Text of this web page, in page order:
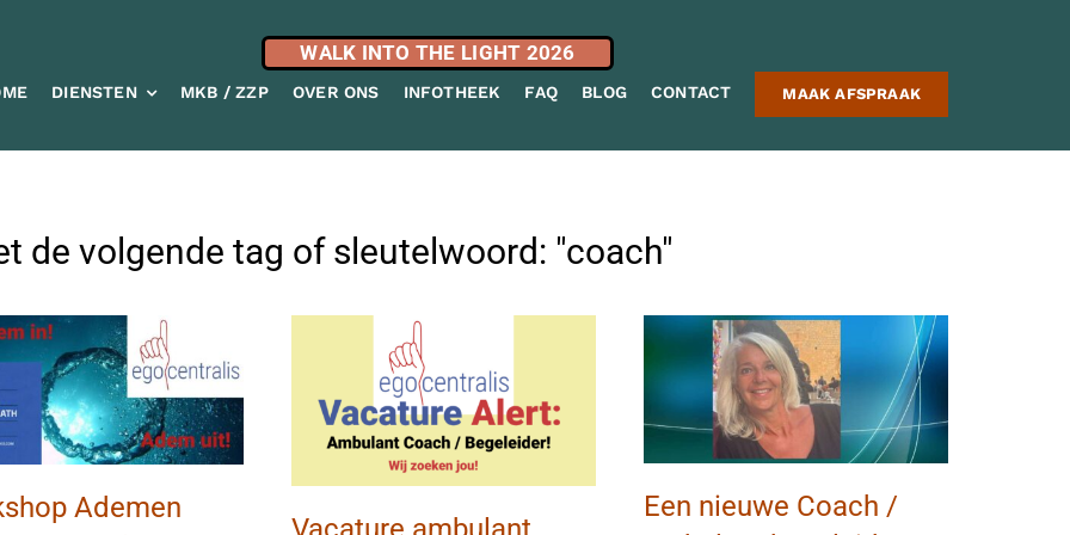
WALK INTO THE LIGHT 2026
DIENSTEN MKB / ZZP OVER ONS INFOTHEEK FAQ BLOG CONTACT MAAK AFSPRAAK
de volgende tag of sleutelwoord: "coach"
Ademen
Een nieuwe Coach /